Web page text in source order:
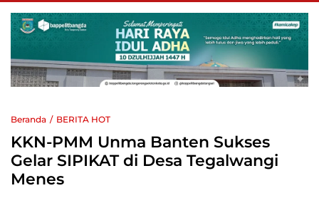
Beranda BERITA HOT
KKN-PMM Unma Banten Sukses
Gelar SIPIKAT di Desa Tegalwangi
Menes